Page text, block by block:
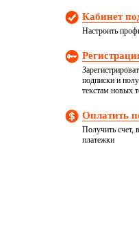
Кабинет
Настроить
подписки и
текстам новых
Оплатить
Получить счет,
платежки